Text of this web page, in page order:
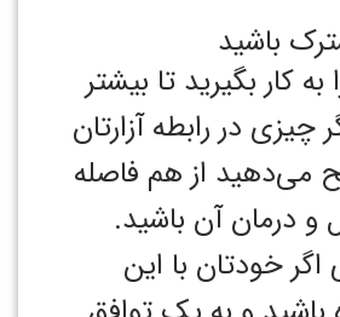
باشید
کار بگیرید تا بیشتر
چیزی در رابطه آزارتان
می‌دهید از هم فاصله
و درمان آن باشید.
خودتان با این